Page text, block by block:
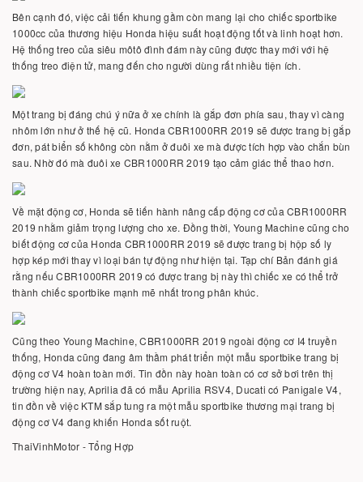
Bên cạnh đó, việc cải tiến khung gầm còn mang lại cho chiếc sportbike
1000cc của thương hiệu Honda hiệu suất hoạt động tốt và linh hoạt hơn.
Hệ thống treo của siêu môtô đình đám này cũng được thay mới với hệ
thống treo điện tử, mang đến cho người dùng rất nhiều tiện ích.
Một trang bị đáng chú ý nữa ở xe chính là gắp đơn phía sau, thay vì càng
nhôm lớn như ở thế hệ cũ. Honda CBR1000RR 2019 sẽ được trang bị gắp
đơn, pát biển số không còn nằm ở đuôi xe mà được tích hợp vào chắn bùn
sau. Nhờ đó mà đuôi xe CBR1000RR 2019 tạo cảm giác thể thao hơn.
Về mặt động cơ, Honda sẽ tiến hành nâng cấp động cơ của CBR1000RR
2019 nhằm giảm trọng lượng cho xe. Đồng thời, Young Machine cũng cho
biết động cơ của Honda CBR1000RR 2019 sẽ được trang bị hộp số ly
hợp kép mới thay vì loại bán tự động như hiện tại. Tạp chí Bản đánh giá
rằng nếu CBR1000RR 2019 có được trang bị này thì chiếc xe có thể trở
thành chiếc sportbike mạnh mẽ nhất trong phân khúc.
Cũng theo Young Machine, CBR1000RR 2019 ngoài động cơ I4 truyền
thống, Honda cũng đang âm thầm phát triển một mẫu sportbike trang bị
động cơ V4 hoàn toàn mới. Tin đồn này hoàn toàn có cơ sở bơi trên thị
trường hiện nay, Aprilia đã có mẫu Aprilia RSV4, Ducati có Panigale V4,
tin đồn về việc KTM sắp tung ra một mẫu sportbike thương mại trang bị
động cơ V4 đang khiến Honda sốt ruột.
ThaiVinhMotor - Tổng Hợp